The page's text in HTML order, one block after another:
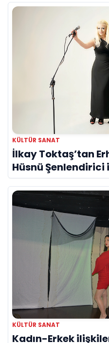
KÜLTÜR SANAT
İlkay Toktaş’tan
Hüsnü
duygusal bir aşk
Gibi”
KÜLTÜR SANAT
Kadın-Erkek